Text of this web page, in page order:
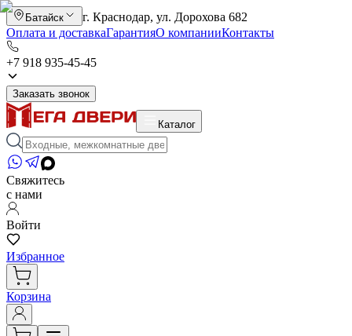
Батайск
г. Краснодар, ул. Дорохова 682
Оплата и доставкаГарантияО компанииКонтакты
+7 918 935-45-45
Заказать звонок
Каталог
Свяжитесь
с нами
Войти
Избранное
Корзина